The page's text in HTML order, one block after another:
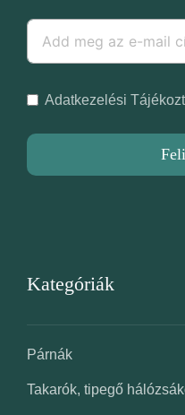
Adatkezelési
Kategóriák
Párnák
Takarók, tipegő